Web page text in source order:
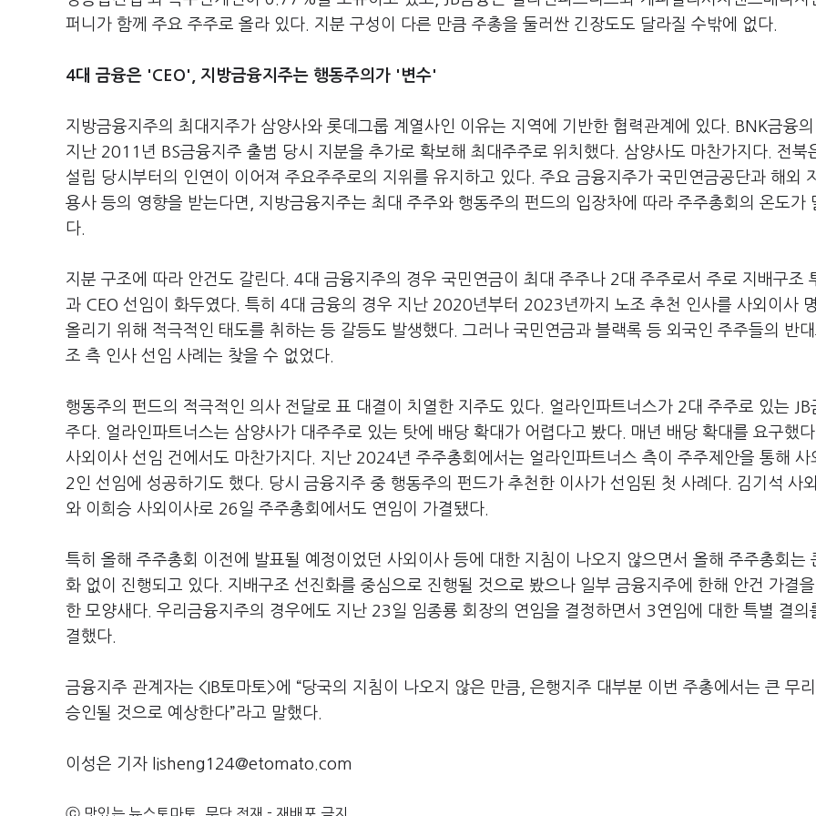
퍼니가 함께 주요 주주로 올라 있다. 지분 구성이 다른 만큼 주총을 둘러싼 긴장도도 달라질 수밖에 없다.
4대 금융은 'CEO', 지방금융지주는 행동주의가 '변수'
지방금융지주의 최대지주가 삼양사와 롯데그룹 계열사인 이유는 지역에 기반한 협력관계에 있다. BNK금융
지난 2011년 BS금융지주 출범 당시 지분을 추가로 확보해 최대주주로 위치했다. 삼양사도 마찬가지다. 전북
설립 당시부터의 인연이 이어져 주요주주로의 지위를 유지하고 있다. 주요 금융지주가 국민연금공단과 해외
용사 등의 영향을 받는다면, 지방금융지주는 최대 주주와 행동주의 펀드의 입장차에 따라 주주총회의 온도가
다.
지분 구조에 따라 안건도 갈린다. 4대 금융지주의 경우 국민연금이 최대 주주나 2대 주주로서 주로 지배구조
과 CEO 선임이 화두였다. 특히 4대 금융의 경우 지난 2020년부터 2023년까지 노조 추천 인사를 사외이사
올리기 위해 적극적인 태도를 취하는 등 갈등도 발생했다. 그러나 국민연금과 블랙록 등 외국인 주주들의 반
조 측 인사 선임 사례는 찾을 수 없었다.
행동주의 펀드의 적극적인 의사 전달로 표 대결이 치열한 지주도 있다. 얼라인파트너스가 2대 주주로 있는 JB
주다. 얼라인파트너스는 삼양사가 대주주로 있는 탓에 배당 확대가 어렵다고 봤다. 매년 배당 확대를 요구했
사외이사 선임 건에서도 마찬가지다. 지난 2024년 주주총회에서는 얼라인파트너스 측이 주주제안을 통해 사
2인 선임에 성공하기도 했다. 당시 금융지주 중 행동주의 펀드가 추천한 이사가 선임된 첫 사례다. 김기석 사
와 이희승 사외이사로 26일 주주총회에서도 연임이 가결됐다.
특히 올해 주주총회 이전에 발표될 예정이었던 사외이사 등에 대한 지침이 나오지 않으면서 올해 주주총회는
화 없이 진행되고 있다. 지배구조 선진화를 중심으로 진행될 것으로 봤으나 일부 금융지주에 한해 안건 가결
한 모양새다. 우리금융지주의 경우에도 지난 23일 임종룡 회장의 연임을 결정하면서 3연임에 대한 특별 결의
결했다.
금융지주 관계자는 <IB토마토>에 “당국의 지침이 나오지 않은 만큼, 은행지주 대부분 이번 주총에서는 큰 무
승인될 것으로 예상한다”라고 말했다.
이성은 기자 lisheng124@etomato.com